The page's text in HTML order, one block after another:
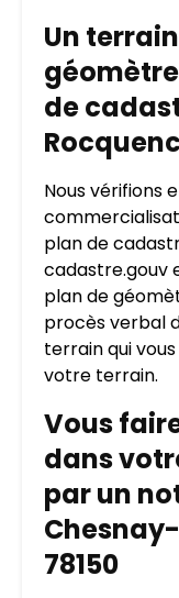
Un
de
Nous vérifions
plan de
cadastre.gouv
plan de
procès verbal
terrain qui
votre terrain.
Vous
dans
par un
78150